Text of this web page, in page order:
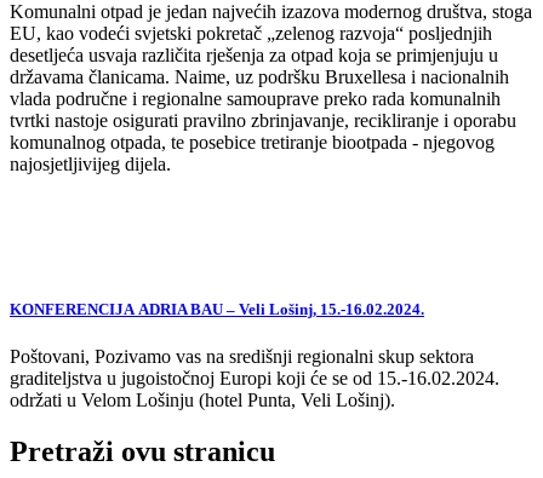
Komunalni otpad je jedan najvećih izazova modernog društva, stoga
EU, kao vodeći svjetski pokretač „zelenog razvoja“ posljednjih
desetljeća usvaja različita rješenja za otpad koja se primjenjuju u
državama članicama. Naime, uz podršku Bruxellesa i nacionalnih
vlada područne i regionalne samouprave preko rada komunalnih
tvrtki nastoje osigurati pravilno zbrinjavanje, recikliranje i oporabu
komunalnog otpada, te posebice tretiranje biootpada - njegovog
najosjetljivijeg dijela.
KONFERENCIJA ADRIA BAU – Veli Lošinj, 15.-16.02.2024.
Poštovani, Pozivamo vas na središnji regionalni skup sektora
graditeljstva u jugoistočnoj Europi koji će se od 15.-16.02.2024.
održati u Velom Lošinju (hotel Punta, Veli Lošinj).
Pretraži ovu stranicu